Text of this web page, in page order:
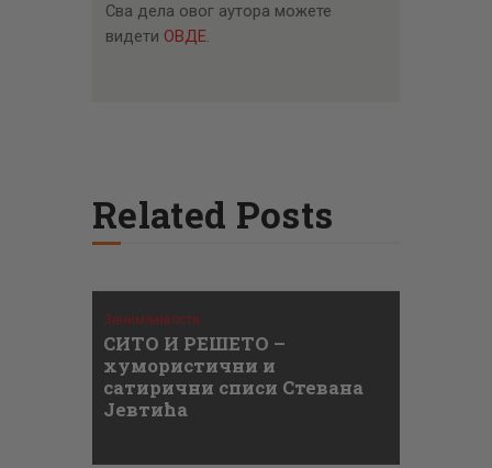
Сва дела овог аутора можете
видети ОВДЕ.
Related Posts
Занимљивости
СИТО И РЕШЕТО –
хумористични и
сатирични списи Стевана
Јевтића